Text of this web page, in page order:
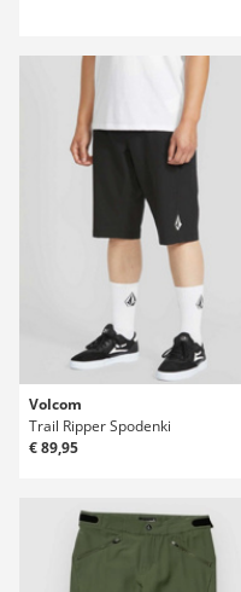
Volcom
Trail Ripper Spodenki
€ 89,95